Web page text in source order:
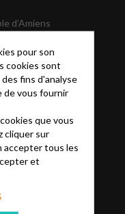
d’Amiens
08 01 91
nous
pour son
cookies sont
fins d'analyse
vous fournir
que vous
cliquer sur
accepter tous les
et